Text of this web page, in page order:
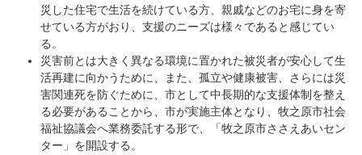
災した住宅で生活を続けている方、親戚などのお宅に身を寄
せている方がおり、支援のニーズは様々であると感じてい
る。
災害前とは大きく異なる環境に置かれた被災者が安心して生
活再建に向かうために、また、孤立や健康被害、さらには災
害関連死を防ぐために、市として中長期的な支援体制を整え
る必要があることから、市が実施主体となり、牧之原市社会
福祉協議会へ業務委託する形で、「牧之原市ささえあいセン
ター」を開設する。